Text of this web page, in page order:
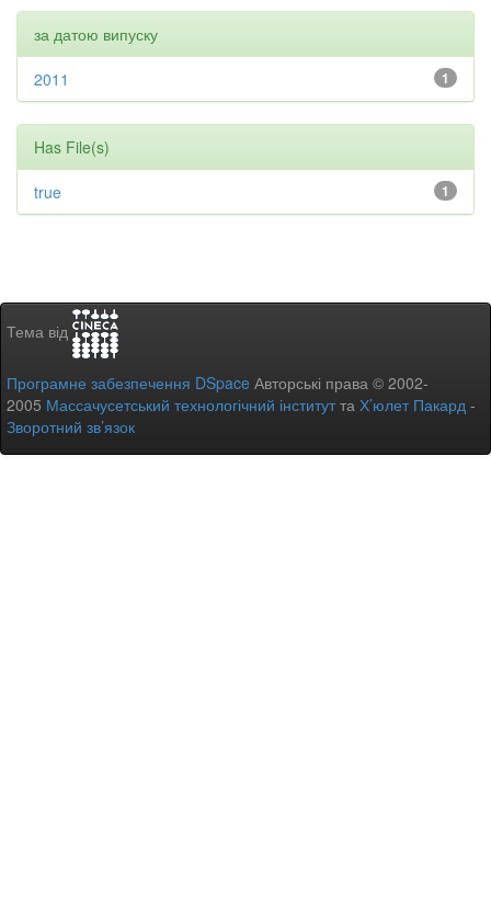
за датою випуску
1
2011
Has File(s)
1
true
Тема від
Програмне забезпечення DSpace Авторські права © 2002-
2005 Массачусетський технологічний інститутта Х’юлет Пакард -
Зворотний зв’язок